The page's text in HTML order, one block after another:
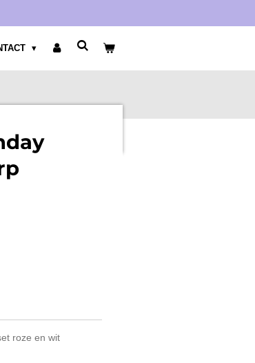
roze en wit